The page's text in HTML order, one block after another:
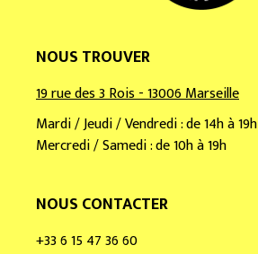
NOUS TROUVER
19 rue des 3 Rois - 13006 Marseille
Mardi / Jeudi / Vendredi : de 14h à 19h
Mercredi / Samedi : de 10h à 19h
NOUS CONTACTER
+33 6 15 47 36 60